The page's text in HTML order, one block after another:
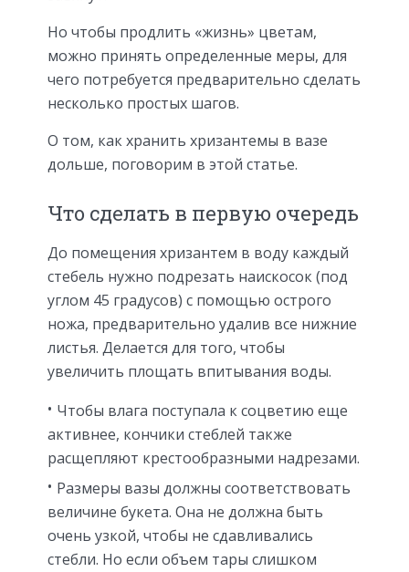
Но чтобы продлить «жизнь» цветам,
можно принять определенные меры, для
чего потребуется предварительно сделать
несколько простых шагов.
О том, как хранить хризантемы в вазе
дольше, поговорим в этой статье.
Что сделать в первую очередь
До помещения хризантем в воду каждый
стебель нужно подрезать наискосок (под
углом 45 градусов) с помощью острого
ножа, предварительно удалив все нижние
листья. Делается для того, чтобы
увеличить площать впитывания воды.
Чтобы влага поступала к соцветию еще
активнее, кончики стеблей также
расщепляют крестообразными надрезами.
Размеры вазы должны соответствовать
величине букета. Она не должна быть
очень узкой, чтобы не сдавливались
стебли. Но если объем тары слишком